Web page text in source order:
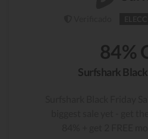
84%
Surfshark